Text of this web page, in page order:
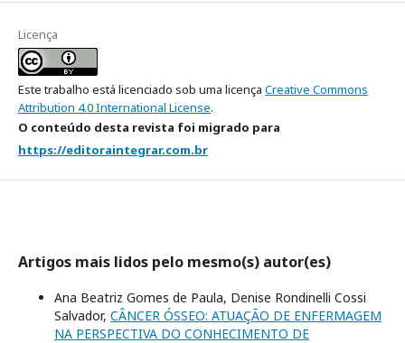
Licença
Este trabalho está licenciado sob uma licença Creative Commons
Attribution 4.0 International License.
O conteúdo desta revista foi migrado para
https://editoraintegrar.com.br
Artigos mais lidos pelo mesmo(s) autor(es)
Ana Beatriz Gomes de Paula, Denise Rondinelli Cossi
Salvador, CÂNCER ÓSSEO: ATUAÇÃO DE ENFERMAGEM
NA PERSPECTIVA DO CONHECIMENTO DE